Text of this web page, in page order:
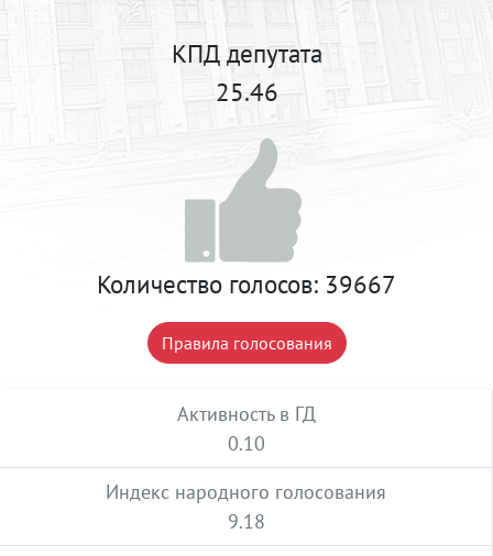
КПД депутата
25.46
Количество голосов: 39667
Правила голосования
Активность в ГД
0.10
Индекс народного голосования
9.18